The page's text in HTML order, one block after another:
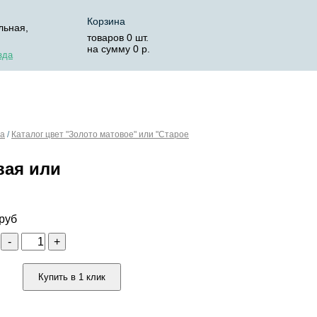
Корзина
товаров 0 шт.
на сумму 0 р.
/ Каталог цвет "Золото матовое" или "Старое
или
руб
- +
Купить в 1 клик